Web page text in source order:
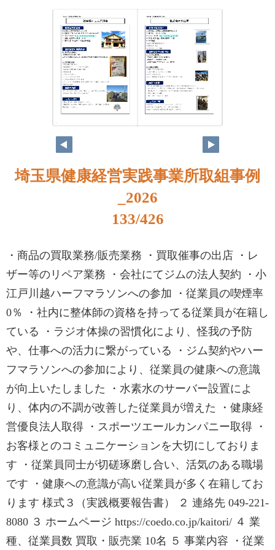
116
埼玉県健康経営実践事業所取組事例
_2026
133/426
・商品の買取業務/販売業務 ・買取催事の出店 ・レ
ザー等のリペア業務 ・会社にてジムの法人契約 ・小
江戸川越ハーフマラソンへの参加 ・従業員の喫煙率
0％ ・社内に整体師の資格を持ってる従業員が在籍し
ている ・ラジオ体操の習慣化により、怪我の予防
や、仕事への活力に繋がっている ・ジム契約やハー
フマラソンへの参加により、従業員の健康への意識
が向上いたしました ・水素水のサーバー設置によ
り、体内の不調が改善した従業員が増えた ・健康経
営優良法人取得 ・スポーツエールカンパニー取得 ・
お客様とのコミュニケーションを大切にしておりま
す ・従業員同士が切磋琢磨し合い、活気のある職場
です ・健康への意識が高い従業員が多く在籍してお
ります 様式３（実践概要報告書） ２ 連絡先 049-221-
8080 ３ ホームページ https://coedo.co.jp/kaitori/ ４ 業
種、従業員数 買取・販売業 10名 ５ 事業内容 ・従業